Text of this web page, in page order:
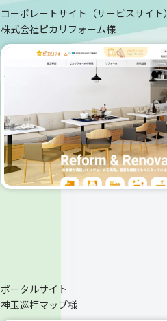
コーポレートサイト（サービスサイト）
株式会社ピカリフォーム様
ポータルサイト
神玉巡拝マップ様